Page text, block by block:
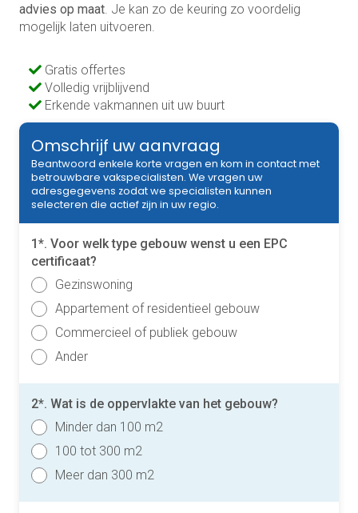
advies op maat . Je kan zo de keuring zo voordelig
mogelijk laten uitvoeren.
Gratis offertes
Volledig vrijblijvend
Erkende vakmannen uit uw buurt
Omschrijf uw aanvraag
Beantwoord enkele korte vragen en kom in contact met
betrouwbare vakspecialisten. We vragen uw
adresgegevens zodat we specialisten kunnen
selecteren die actief zijn in uw regio.
1*. Voor welk type gebouw wenst u een EPC
certificaat?
Gezinswoning
Appartement of residentieel gebouw
Commercieel of publiek gebouw
Ander
2*. Wat is de oppervlakte van het gebouw?
Minder dan 100 m2
100 tot 300 m2
Meer dan 300 m2